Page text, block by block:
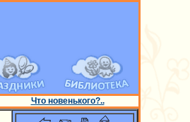
Что новенького?..